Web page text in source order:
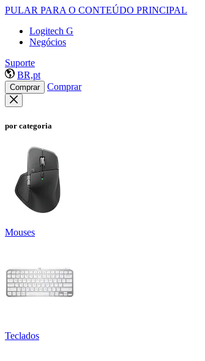
PULAR PARA O CONTEÚDO PRINCIPAL
Logitech G
Negócios
Suporte
BR,pt
Comprar Comprar
por categoria
Mouses
Teclados